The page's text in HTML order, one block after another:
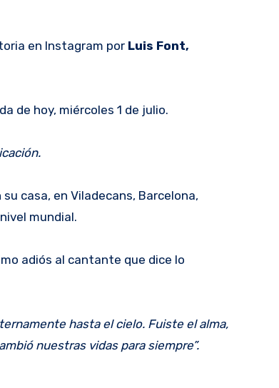
en Instagram por Luis Font,
de hoy, miércoles 1 de julio.
casa, en Viladecans, Barcelona,
mundial.
adiós al cantante que dice lo
hasta el cielo. Fuiste el alma,
nuestras vidas para siempre”.